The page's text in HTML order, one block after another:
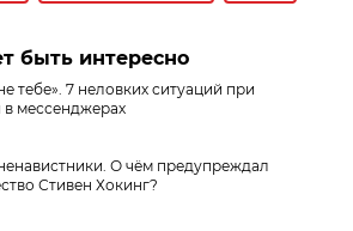
быть интересно
тебе». 7 неловких ситуаций при
мессенджерах
О чём предупреждал
Стивен Хокинг?